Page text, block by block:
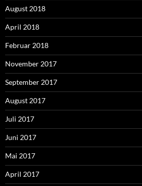
August 2018
April 2018
Februar 2018
November 2017
September 2017
August 2017
Juli 2017
Juni 2017
Mai 2017
April 2017